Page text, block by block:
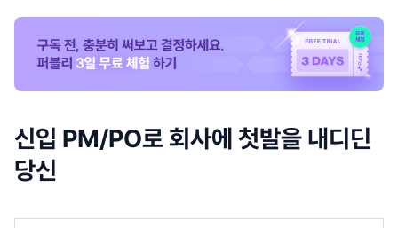
신입 PM/PO로 회사에 첫발을 내디딘
당신